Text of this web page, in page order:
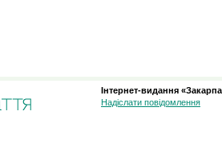
Інтернет-видання
Надіслати повідомлення